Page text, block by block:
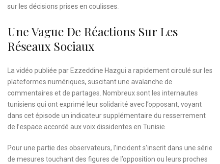
sur les décisions prises en coulisses.
Une Vague De Réactions Sur Les
Réseaux Sociaux
La vidéo publiée par Ezzeddine Hazgui a rapidement circulé sur les
plateformes numériques, suscitant une avalanche de
commentaires et de partages. Nombreux sont les internautes
tunisiens qui ont exprimé leur solidarité avec l’opposant, voyant
dans cet épisode un indicateur supplémentaire du resserrement
de l’espace accordé aux voix dissidentes en Tunisie.
Pour une partie des observateurs, l’incident s’inscrit dans une série
de mesures touchant des figures de l’opposition ou leurs proches